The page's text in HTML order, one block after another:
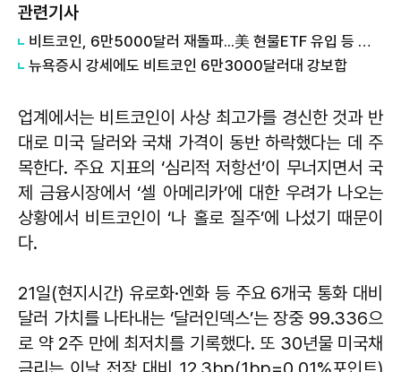
관련기사
비트코인, 6만5000달러 재돌파...美 현물ETF 유입 등 영향
뉴욕증시 강세에도 비트코인 6만3000달러대 강보합
업계에서는 비트코인이 사상 최고가를 경신한 것과 반
대로 미국 달러와 국채 가격이 동반 하락했다는 데 주
목한다. 주요 지표의 ‘심리적 저항선’이 무너지면서 국
제 금융시장에서 ‘셀 아메리카’에 대한 우려가 나오는
상황에서 비트코인이 ‘나 홀로 질주’에 나섰기 때문이
다.
21일(현지시간) 유로화·엔화 등 주요 6개국 통화 대비
달러 가치를 나타내는 ‘달러인덱스’는 장중 99.336으
로 약 2주 만에 최저치를 기록했다. 또 30년물 미국채